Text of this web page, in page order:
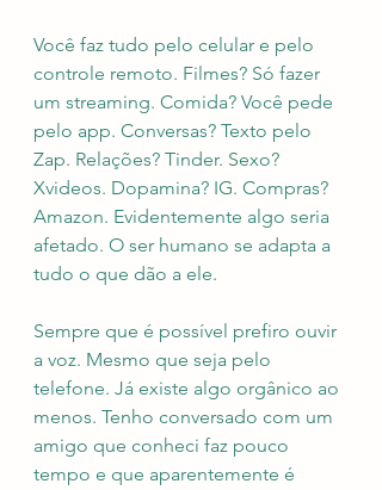
Você faz tudo pelo celular e pelo
controle remoto. Filmes? Só fazer
um streaming. Comida? Você pede
pelo app. Conversas? Texto pelo
Zap. Relações? Tinder. Sexo?
Xvideos. Dopamina? IG. Compras?
Amazon. Evidentemente algo seria
afetado. O ser humano se adapta a
tudo o que dão a ele.
Sempre que é possível prefiro ouvir
a voz. Mesmo que seja pelo
telefone. Já existe algo orgânico ao
menos. Tenho conversado com um
amigo que conheci faz pouco
tempo e que aparentemente é